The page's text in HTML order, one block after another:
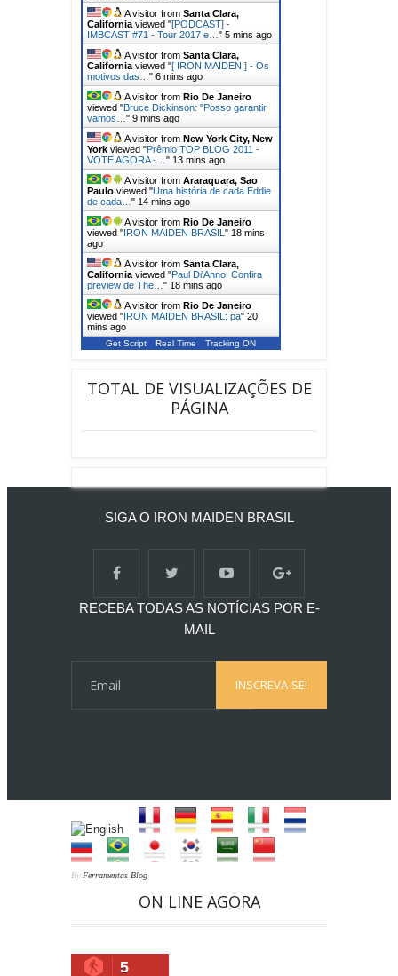
A visitor from Santa Clara,
Californiaviewed "[PODCAST] -
IMBCAST #71 - Tour 2017 e…" 5 mins ago
A visitor from Santa Clara,
Californiaviewed "[ IRON MAIDEN ] - Os
motivos das…" 6 mins ago
A visitor from Rio De Janeiro
viewed "Bruce Dickinson: "Posso garantir
vamos…" 9 mins ago
A visitor from New York City, New
York viewed "Prêmio TOP BLOG 2011 -
VOTE AGORA -…" 13 mins ago
A visitor from Araraquara, Sao
Paulo viewed "Uma história de cada Eddie
de cada…" 14 mins ago
A visitor from Rio De Janeiro
viewed " IRON MAIDEN BRASIL" 18 mins
ago
A visitor from Santa Clara,
Californiaviewed "Paul Di'Anno: Confira
preview de The…" 18 mins ago
A visitor from Rio De Janeiro
viewed " IRON MAIDEN BRASIL: pa" 20
mins ago
Get Script Real Time Tracking ON
TOTAL DE VISUALIZAÇÕES DE
PÁGINA
SIGA O IRON MAIDEN BRASIL
RECEBA TODAS AS NOTÍCIAS POR E-
MAIL
By Ferramentas Blog
ON LINE AGORA
5